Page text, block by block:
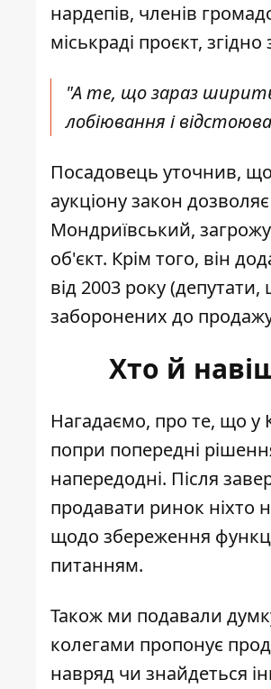
нардепів, членів
міськраді проєкт,
"А те, що зараз
лобіювання і
Посадовець уточнив, що
аукціону закон
Мондриївський,
об'єкт. Крім того, він
від 2003 року
заборонених до
Хто й
Нагадаємо, про те, що у
попри попередні
напередодні. Після
продавати ринок ніхто
щодо збереження
питанням.
Також ми подавали
колегами пропонує
навряд чи знайдеться